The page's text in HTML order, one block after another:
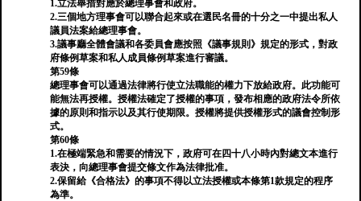
1.立法舉措對應於總理事會和政府。
2.三個地方理事會可以聯合起來或在選民名冊的十分之一中提出私人
議員法案給總理事會。
3.議事廳全體會議和各委員會應按照《議事規則》規定的形式，對政
府條例草案和私人成員條例草案進行審議。
第59條
總理事會可以通過法律將行使立法職能的權力下放給政府。此功能可
能無法再授權。授權法確定了授權的事項，發布相應的政府法令所依
據的原則和指示以及其行使期限。授權將提供授權形式的議會控制形
式。
第60條
1.在極端緊急和需要的情況下，政府可在四十八小時內對總文本進行
表決，向總理事會提交條文作為法律批准。
2.保留給《合格法》的事項不得以立法授權或本條第1款規定的程序
為準。